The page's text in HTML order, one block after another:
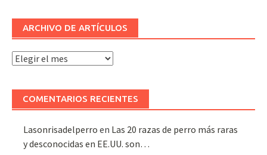
ARCHIVO DE ARTÍCULOS
Archivo
artículos
COMENTARIOS RECIENTES
Lasonrisadelperro en Las 20 razas de perro más raras
y desconocidas en EE.UU. son…